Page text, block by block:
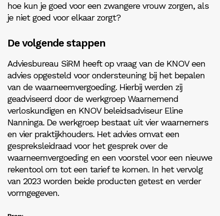
hoe kun je goed voor een zwangere vrouw zorgen, als
je niet goed voor elkaar zorgt?
De volgende stappen
Adviesbureau SiRM heeft op vraag van de KNOV een
advies opgesteld voor ondersteuning bij het bepalen
van de waarneemvergoeding. Hierbij werden zij
geadviseerd door de werkgroep Waarnemend
verloskundigen en KNOV beleidsadviseur Eline
Nanninga. De werkgroep bestaat uit vier waarnemers
en vier praktijkhouders. Het advies omvat een
gespreksleidraad voor het gesprek over de
waarneemvergoeding en een voorstel voor een nieuwe
rekentool om tot een tarief te komen. In het vervolg
van 2023 worden beide producten getest en verder
vormgegeven.